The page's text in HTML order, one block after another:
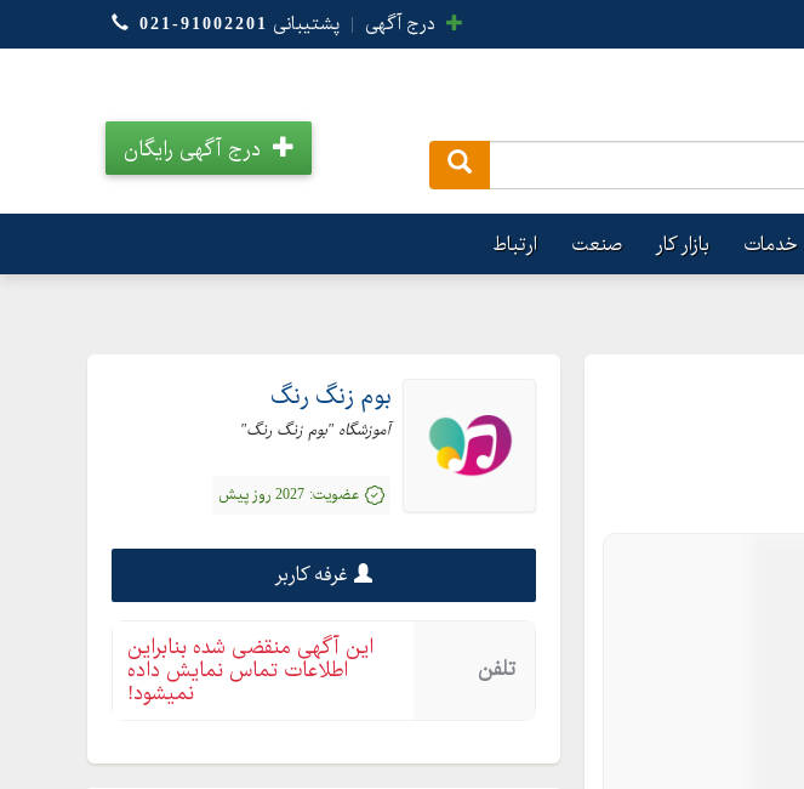
درج آگهی | پشتیبانی 021-91002201
درج آگهی رایگان
خدمات بازار کار صنعت ارتباط
بوم زنگ رنگ
آموزشگاه "بوم زنگ رنگ"
عضویت: 2027 روز پیش
غرفه کاربر
تلفن
این آگهی منقضی شده بنابراین
اطلاعات تماس نمایش داده
نمیشود!